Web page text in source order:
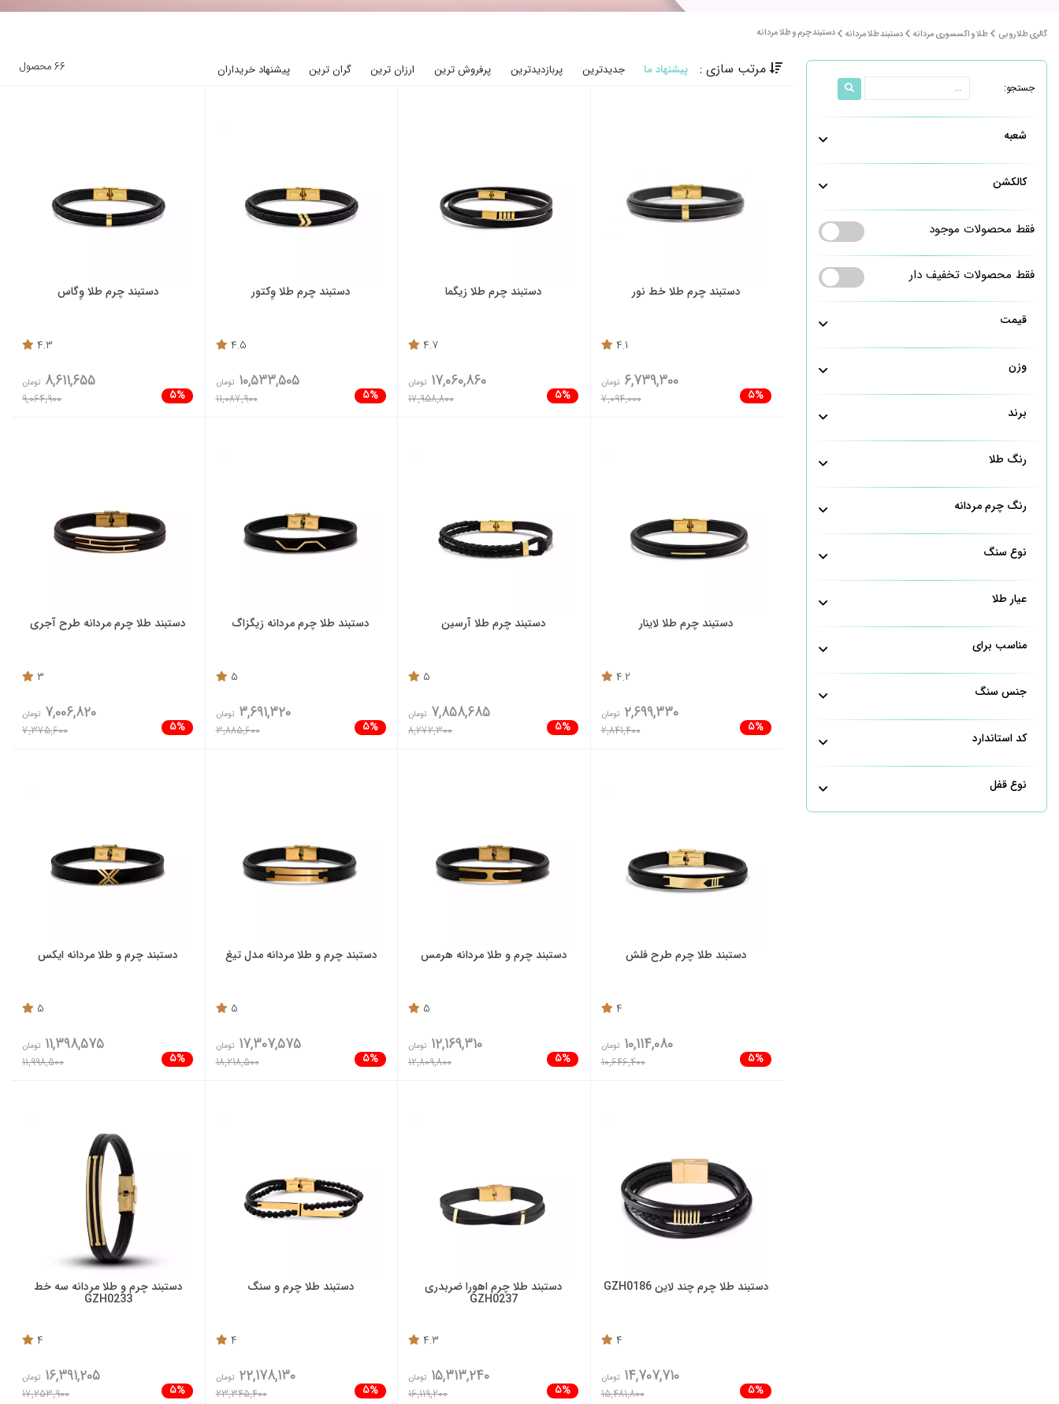
گالری طلا روبی طلا و اکسسوری مردانه دستبند طلا مردانه دستبند چرم و طلا مردانه
جستجو:
شعبه
کالکشن
فقط محصولات موجود
فقط محصولات تخفیف دار
قیمت
وزن
برند
رنگ طلا
رنگ چرم مردانه
نوع سنگ
عیار طلا
مناسب برای
جنس سنگ
کد استاندارد
نوع قفل
مرتب سازی : پیشنهاد ما جدیدترین پربازدیدترین پرفروش ترین ارزان ترین گران ترین پیشنهاد خریداران 66 محصول
دستبند چرم طلا خط نور
4.1
5%
6,739,300 تومان
7,094,000
دستبند چرم طلا زیگما
4.7
5%
17,060,860 تومان
17,958,800
دستبند چرم طلا وِکتور
4.5
5%
10,533,505 تومان
11,087,900
دستبند چرم طلا وِگاس
4.3
5%
8,611,655 تومان
9,064,900
دستبند چرم طلا لاینار
4.2
5%
2,699,330 تومان
2,841,400
دستبند چرم طلا آرسین
5
5%
7,858,685 تومان
8,272,300
دستبند طلا چرم مردانه زیگزاگ
5
5%
3,691,320 تومان
3,885,600
دستبند طلا چرم مردانه طرح آجری
3
5%
7,006,820 تومان
7,375,600
دستبند طلا چرم طرح فلش
4
5%
10,114,080 تومان
10,646,400
دستبند چرم و طلا مردانه هرمس
5
5%
12,169,310 تومان
12,809,800
دستبند چرم و طلا مردانه مدل تیغ
5
5%
17,307,575 تومان
18,218,500
دستبند چرم و طلا مردانه ایکس
5
5%
11,398,575 تومان
11,998,500
دستبند طلا چرم چند لاین GZH0186
4
5%
14,707,710 تومان
15,481,800
دستبند طلا چرم اهورا ضربدری
GZH0237
4.3
5%
15,313,240 تومان
16,119,200
دستبند طلا چرم و سنگ
4
5%
22,178,130 تومان
23,345,400
دستبند چرم و طلا مردانه سه خط
GZH0233
4
5%
16,391,205 تومان
17,253,900